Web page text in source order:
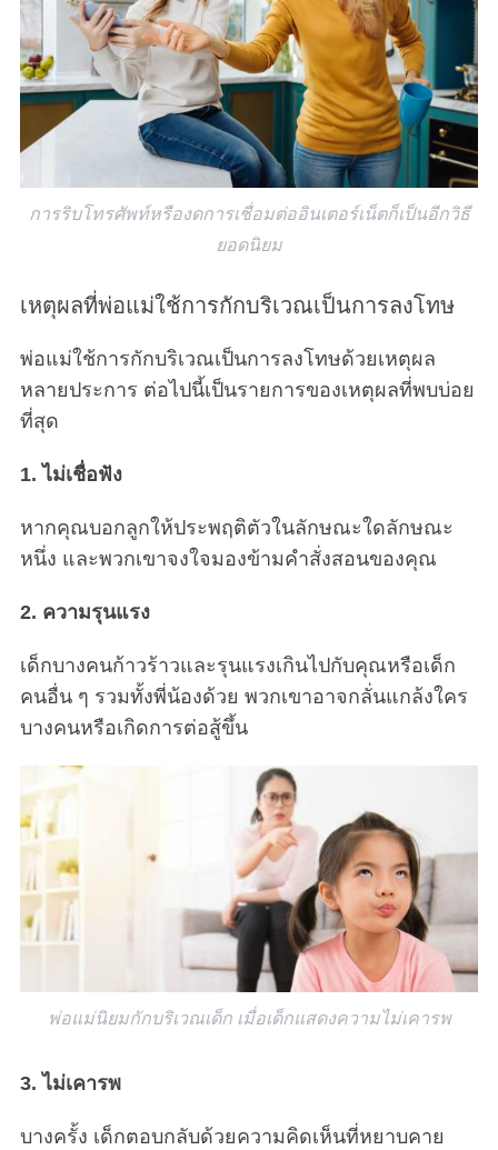
การริบโทรศัพท์หรืองดการเชื่อมต่ออินเตอร์เน็ตก็เป็นอีกวิธี
ยอดนิยม
เหตุผลที่พ่อแม่ใช้การกักบริเวณเป็นการลงโทษ
พ่อแม่ใช้การกักบริเวณเป็นการลงโทษด้วยเหตุผล
หลายประการ ต่อไปนี้เป็นรายการของเหตุผลที่พบบ่อย
ที่สุด
1. ไม่เชื่อฟัง
หากคุณบอกลูกให้ประพฤติตัวในลักษณะใดลักษณะ
หนึ่ง และพวกเขาจงใจมองข้ามคำสั่งสอนของคุณ
2. ความรุนแรง
เด็กบางคนก้าวร้าวและรุนแรงเกินไปกับคุณหรือเด็ก
คนอื่น ๆ รวมทั้งพี่น้องด้วย พวกเขาอาจกลั่นแกล้งใคร
บางคนหรือเกิดการต่อสู้ขึ้น
พ่อแม่นิยมกักบริเวณเด็ก เมื่อเด็กแสดงความไม่เคารพ
3. ไม่เคารพ
บางครั้ง เด็กตอบกลับด้วยความคิดเห็นที่หยาบคาย